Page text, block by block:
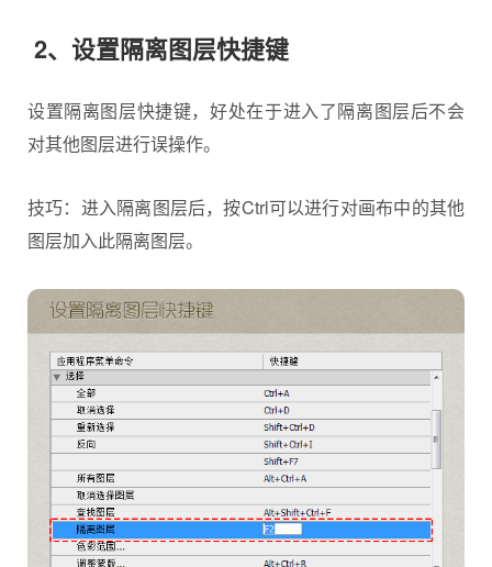
2、设置隔离图层快捷键
设置隔离图层快捷键，好处在于进入了隔离图层后不会
对其他图层进行误操作。
技巧：进入隔离图层后，按Ctrl可以进行对画布中的其他
图层加入此隔离图层。